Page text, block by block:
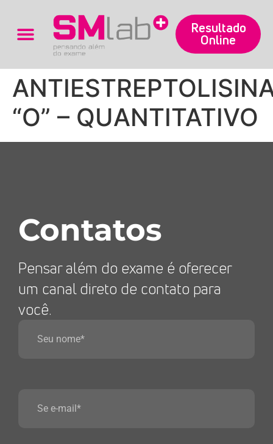
Resultado
Online
“O” – QUANTITATIVO
Contatos
Pensar além do exame é oferecer
um canal direto de contato para
você.